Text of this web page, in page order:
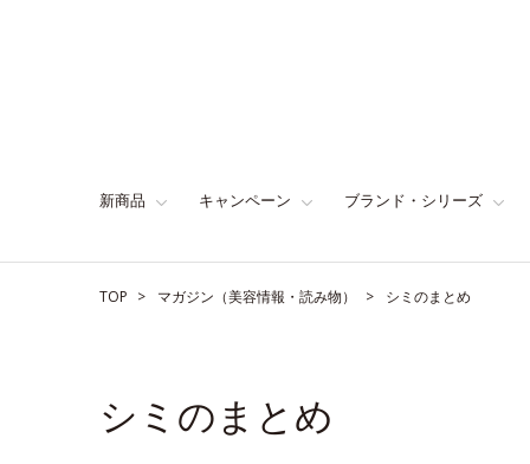
新商品 キャンペーン ブランド・シリーズ
TOP マガジン（美容情報・読み物） シミのまとめ
シミのまとめ